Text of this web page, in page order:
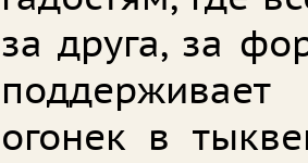
за друга, за
огонек в